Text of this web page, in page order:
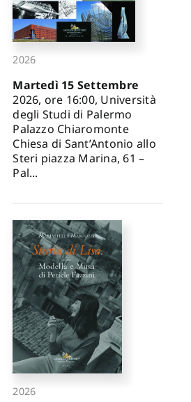
2026
Martedì 15 Settembre
2026, ore 16:00, Università
degli Studi di Palermo
Palazzo Chiaromonte
Chiesa di Sant’Antonio allo
Steri piazza Marina, 61 –
Pal...
2026